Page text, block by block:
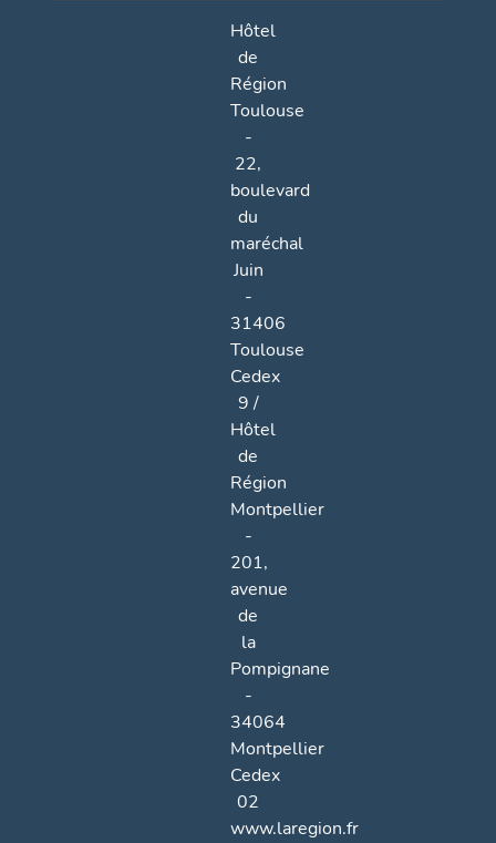
Hôtel
de
Région
Toulouse
-
22,
boulevard
du
maréchal
Juin
-
31406
Toulouse
Cedex
9 /
Hôtel
de
Région
Montpellier
-
201,
avenue
de
la
Pompignane
-
34064
Montpellier
Cedex
02
www.laregion.fr